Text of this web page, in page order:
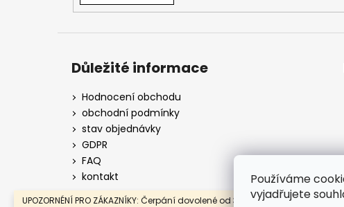
Používáme
vyjadřujete
UPOZORNÉNÍ PRO ZÁKAZNÍKY: Čerpání dovolené od 3. 8. do 9. 8. 2026. E-
Důležité informace
Hodnocení obchodu
obchodní podmínky
stav objednávky
GDPR
FAQ
kontakt